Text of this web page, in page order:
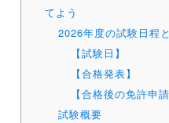
てよう
2026年度の試験日程
【試験日】
【合格発表】
【合格後の免許申
試験概要